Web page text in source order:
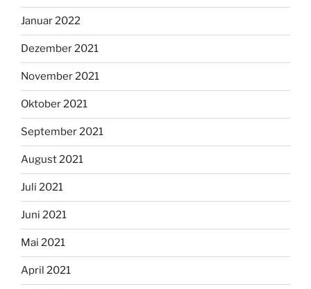
Januar 2022
Dezember 2021
November 2021
Oktober 2021
September 2021
August 2021
Juli 2021
Juni 2021
Mai 2021
April 2021